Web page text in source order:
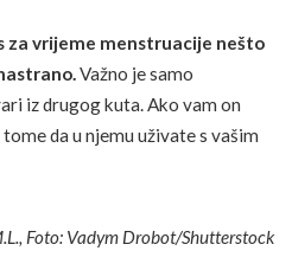
za vrijeme menstruacije nešto
Važno je samo
iz drugog kuta. Ako vam on
da u njemu uživate s vašim
Foto: Vadym Drobot/Shutterstock